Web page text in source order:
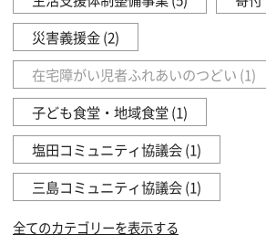
災害義援金 (2)
在宅障がい児者ふれあいのつどい (1)
子ども食堂・地域食堂 (1)
塩田コミュニティ協議会 (1)
三島コミュニティ協議会 (1)
全てのカテゴリーを表示する